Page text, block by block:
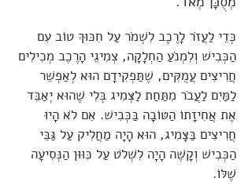
כְּדֵי לַעֲזֹר לָרֶכֶב לִשְׁמֹר עַל חִכּוּךְ טוֹב עִם
הַכְּבִישׁ וְלִמְנֹעַ הַחְלָקָה, צְמִיגֵי הָרֶכֶב מְכִילִים
חֲרִיצִים עֲמֻקִּים, שֶׁתַּפְקִידָם הוּא לְאַפְשֵׁר
לַמַּיִם לַעֲבֹר מִתַּחַת לַצְּמִיג בְּלִי שֶׁהוּא יְאַבֵּד
אֶת אֲחִיזָתוֹ הַטּוֹבָה בַּכְּבִישׁ. אִם לֹא הָיוּ
חֲרִיצִים בַּצָּמִיג, הוּא הָיָה מַחֲלִיק עַל גַּבֵּי
הַכְּבִישׁ וְקָשֶׁה הָיָה לִשְׁלֹט עַל כִּוּוּן הַנְּסִיעָה
שֶׁלּוֹ.